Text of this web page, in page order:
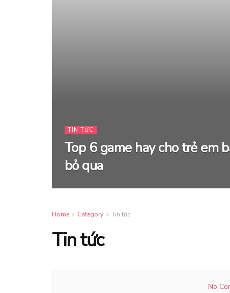
TIN TỨC
Top 6 game hay cho trẻ em
bỏ qua
Home Category Tin tức
Tin tức
No